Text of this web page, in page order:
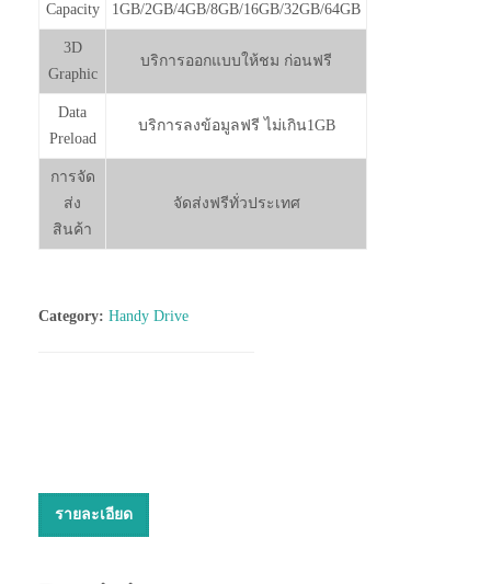
Capacity 1GB/2GB/4GB/8GB/16GB/32GB/64GB
3D
Graphic
บริการออกแบบให้ชม ก่อนฟรี
Data
Preload
บริการลงข้อมูลฟรี ไม่เกิน1GB
การจัด
ส่ง
สินค้า
จัดส่งฟรีทั่วประเทศ
Category: Handy Drive
รายละเอียด